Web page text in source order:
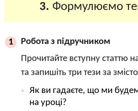
3. Формулюємо
1
Робота з підручником
Прочитайте вступну статтю
та запишіть три тези за
Як ви гадаєте, що ми
на уроці?